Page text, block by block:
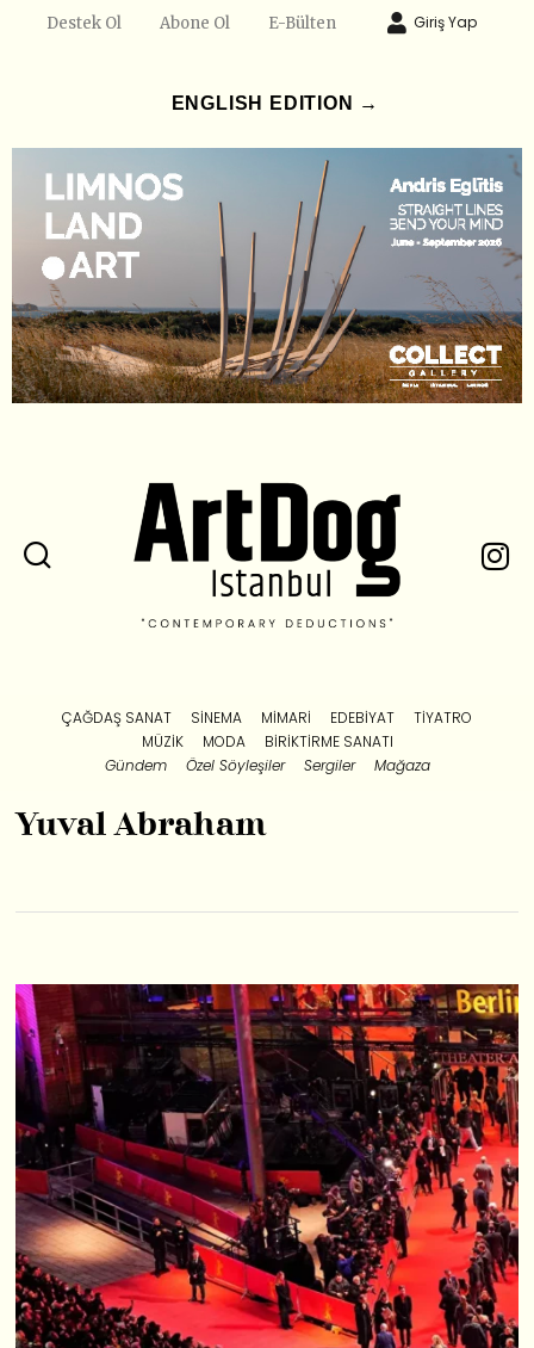
Destek Ol Abone Ol E-Bülten Giriş Yap
ENGLISH EDITION →
ÇAĞDAŞ SANAT SINEMA MIMARI EDEBIYAT
TIYATRO
MÜZIK
MODA
BIRIKTIRME SANATI
Gündem
Özel Söyleşiler Sergiler Mağaza
Yuval Abraham